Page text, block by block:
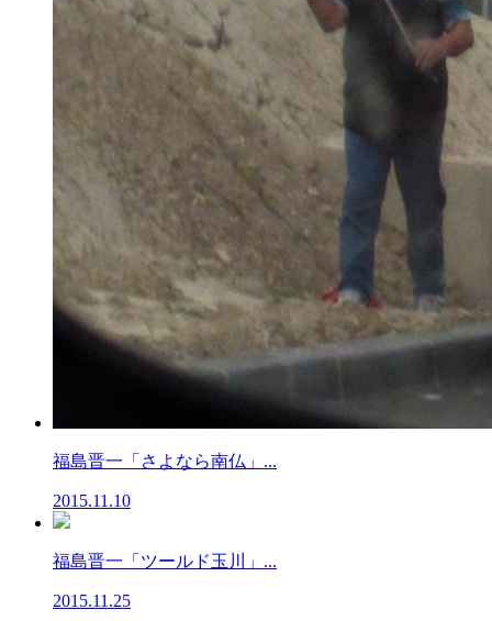
福島晋一「さよなら南仏」...
2015.11.10
福島晋一「ツールド玉川」...
2015.11.25